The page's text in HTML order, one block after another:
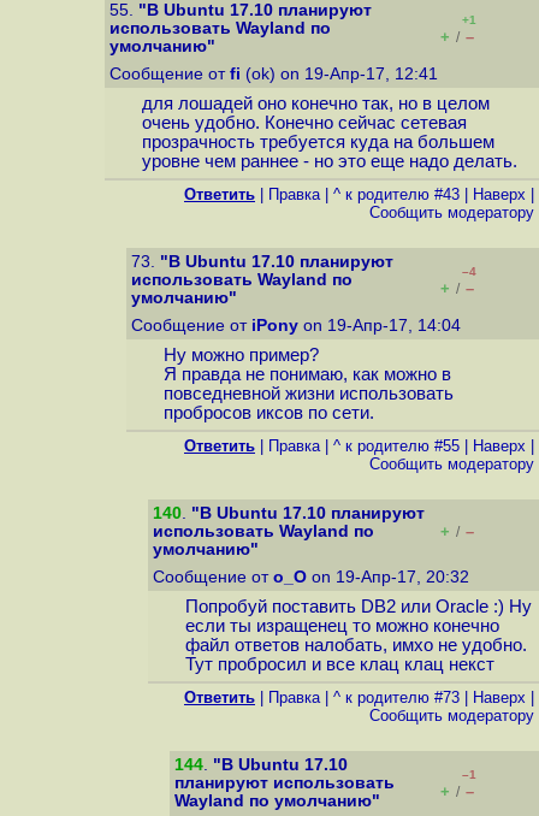
55. "В Ubuntu 17.10 планируют
использовать Wayland по
умолчанию"
+1
+ / –
Сообщение от fi (ok) on 19-Апр-17, 12:41
для лошадей оно конечно так, но в целом
очень удобно. Конечно сейчас сетевая
прозрачность требуется куда на большем
уровне чем раннее - но это еще надо делать.
Ответить Правка| ^ к родителю #43 Наверх
Cообщить модератору
73. "В Ubuntu 17.10 планируют
использовать Wayland по
умолчанию"
–4
+ / –
Сообщение от iPony on 19-Апр-17, 14:04
Ну можно пример?
Я правда не понимаю, как можно в
повседневной жизни использовать
пробросов иксов по сети.
Ответить Правка| ^ к родителю #55 Наверх
Cообщить модератору
140. "В Ubuntu 17.10 планируют
использовать Wayland по
умолчанию"
+ / –
Сообщение от o_O on 19-Апр-17, 20:32
Попробуй поставить DB2 или Oracle :) Ну
если ты изращенец то можно конечно
файл ответов налобать, имхо не удобно.
Тут пробросил и все клац клац некст
Ответить Правка| ^ к родителю #73 Наверх
Cообщить модератору
144. "В Ubuntu 17.10
планируют использовать
Wayland по умолчанию"
–1
+ / –